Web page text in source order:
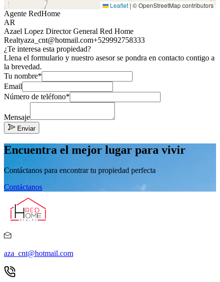
Leaflet | © OpenStreetMap contributors
Agente RedHome
AR
Azael Lopez Director General Red Home
Realtyaza_cnt@hotmail.com+529992758333
¿Te interesa esta propiedad?
Llena el formulario y nuestro asesor se pondra en contacto contigo a
la brevedad.
Tu nombre*
Email
Número de teléfono*
Mensaje
Enviar
Encuentra el mejor lugar para vivir
Contáctanos para encontrar tu propiedad perfecta
Contáctanos
aza_cnt@hotmail.com